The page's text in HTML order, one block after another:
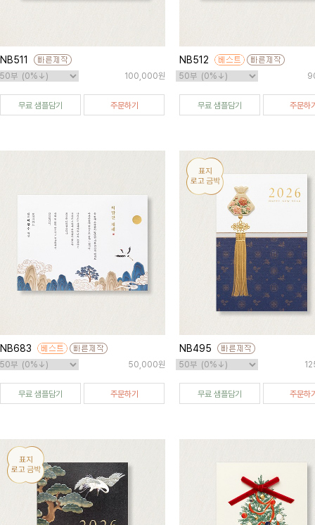
NB511
100,000원
무료 샘플담기 주문하기
NB512
무료 샘플담기 주문하
NB683
50,000원
무료 샘플담기 주문하기
NB495
무료 샘플담기 주문하